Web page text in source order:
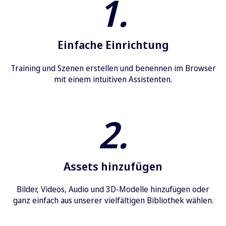
1.
Einfache Einrichtung
Training und Szenen erstellen und benennen im Browser
mit einem intuitiven Assistenten.
2.
Assets hinzufügen
Bilder, Videos, Audio und 3D-Modelle hinzufügen oder
ganz einfach aus unserer vielfältigen Bibliothek wählen.